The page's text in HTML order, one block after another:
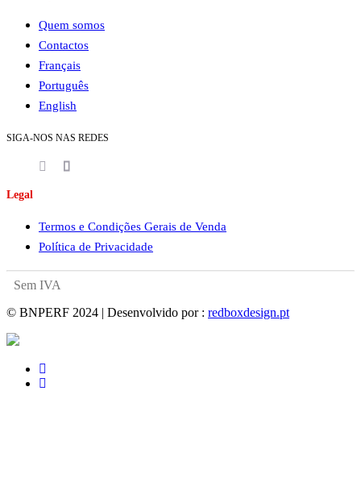
Quem somos
Contactos
Français
Português
English
SIGA-NOS NAS REDES
Legal
Termos e Condições Gerais de Venda
Política de Privacidade
Sem IVA
© BNPERF 2024 | Desenvolvido por : redboxdesign.pt
facebook
instagram